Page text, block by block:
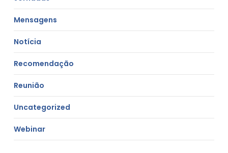
Mensagens
Notícia
Recomendação
Reunião
Uncategorized
Webinar